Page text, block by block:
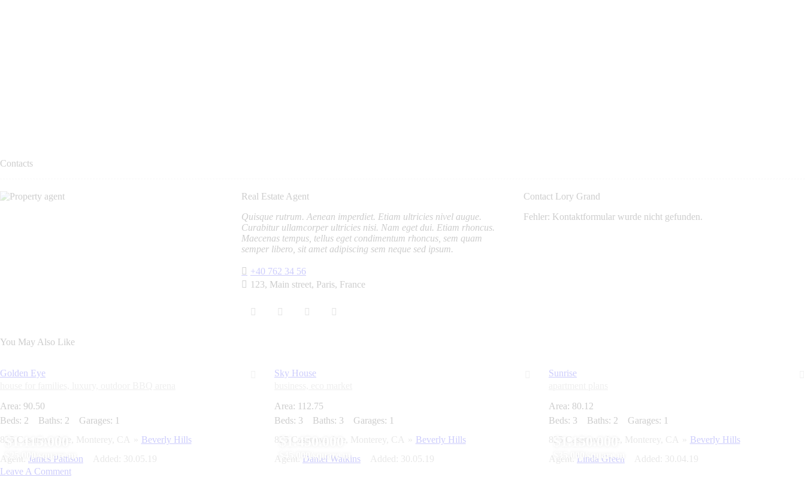
Contacts
Real Estate Agent
Quisque rutrum. Aenean imperdiet. Etiam ultricies nivel augue.
Curabitur ullamcorper ultricies nisi. Nam eget dui. Etiam rhoncus.
Maecenas tempus, tellus eget condimentum rhoncus, sem quam
semper libero, sit amet adipiscing sem neque sed ipsum.
+40 762 34 56
123, Main street, Paris, France
Contact Lory Grand
Fehler: Kontaktformular wurde nicht gefunden.
You May Also Like
$1.115.000
$25.000/square m
Golden Eye
Area: 90.50
Beds: 2 Baths: 2 Garages: 1
825 Casanova Ave, Monterey, CA
Beverly Hills
Agent:
James Pattison Added: 30.05.19
$1.450.000
$45.000/square m
Sky House
Area: 112.75
Beds: 3 Baths: 3 Garages: 1
825 Casanova Ave, Monterey, CA
Beverly Hills
Agent:
Daniel Watkins Added: 30.05.19
$1.150.000
$35.000/square m
Sunrise
Area: 80.12
Beds: 3 Baths: 2 Garages: 1
825 Casanova Ave, Monterey, CA
Beverly Hills
Agent:
Linda Green Added:
30.04.19
Leave A Comment